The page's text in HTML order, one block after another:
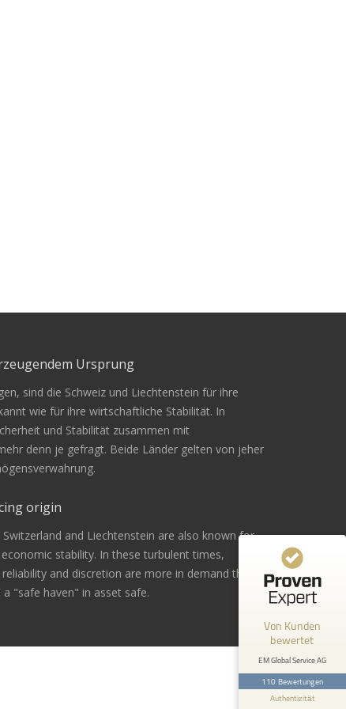
Ursprung
sind die Schweiz und Liechtenstein für ihre
wie für ihre wirtschaftliche Stabilität. In
und Stabilität zusammen mit
denn je gefragt. Beide Länder gelten von jeher
origin
and Liechtenstein are also known for
stability. In these turbulent times,
and discretion are more in demand than
"safe haven" in asset safe.
Von Kunden
bewertet
EM Global Service AG
110 Bewertungen
Authentizität
Kundenbewertungen und Erfahrungen zu
EM Global Service AG
SEHR GUT
68
Bewertungen auf
ProvenExpert.com
42
Bewertungen von 1
anderen Quelle
Blick aufs ProvenExpert-Profil werfen
Andreas Z.
5
Bin mit der Beratung sehr zufrieden
weiterempfehlen .